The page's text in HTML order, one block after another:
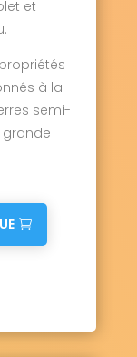
et
à la
semi-
grande